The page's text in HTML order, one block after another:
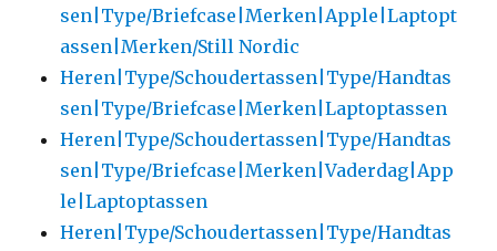
sen|Type/Briefcase|Merken|Apple|Laptopt
assen|Merken/Still Nordic
Heren|Type/Schoudertassen|Type/Handtas
sen|Type/Briefcase|Merken|Laptoptassen
Heren|Type/Schoudertassen|Type/Handtas
sen|Type/Briefcase|Merken|Vaderdag|App
le|Laptoptassen
Heren|Type/Schoudertassen|Type/Handtas